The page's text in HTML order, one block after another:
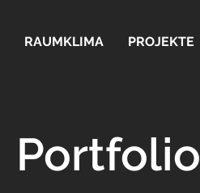
RAUMKLIMA PROJEKTE
Portfolio